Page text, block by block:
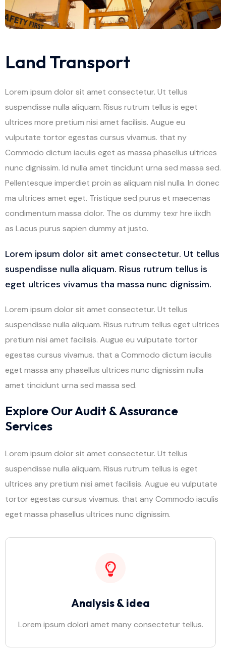
Land Transport
Lorem ipsum dolor sit amet consectetur. Ut tellus
suspendisse nulla aliquam. Risus rutrum tellus is eget
ultrices more pretium nisi amet facilisis. Augue eu
vulputate tortor egestas cursus vivamus. that ny
Commodo dictum iaculis eget as massa phasellus ultrices
nunc dignissim. Id nulla amet tincidunt urna sed massa sed.
Pellentesque imperdiet proin as aliquam nisl nulla. In donec
ma ultrices amet eget. Tristique sed purus et maecenas
condimentum massa dolor. The os dummy texr hre iixdh
as Lacus purus sapien dummy at justo.
Lorem ipsum dolor sit amet consectetur. Ut tellus
suspendisse nulla aliquam. Risus rutrum tellus is
eget ultrices vivamus tha massa nunc dignissim.
Lorem ipsum dolor sit amet consectetur. Ut tellus
suspendisse nulla aliquam. Risus rutrum tellus eget ultrices
pretium nisi amet facilisis. Augue eu vulputate tortor
egestas cursus vivamus. that a Commodo dictum iaculis
eget massa any phasellus ultrices nunc dignissim nulla
amet tincidunt urna sed massa sed.
Explore Our Audit & Assurance
Services
Lorem ipsum dolor sit amet consectetur. Ut tellus
suspendisse nulla aliquam. Risus rutrum tellus is eget
ultrices any pretium nisi amet facilisis. Augue eu vulputate
tortor egestas cursus vivamus. that any Commodo iaculis
eget massa phasellus ultrices nunc dignissim.
Analysis & idea
Lorem ipsum dolori amet many consectetur tellus.